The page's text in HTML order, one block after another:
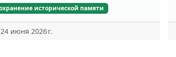
исторической памяти
июня 2026 г.